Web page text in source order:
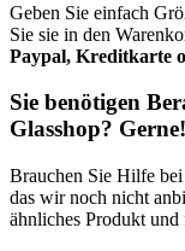
Geben Sie einfach
Sie sie in den
Paypal, Kreditkarte
Sie benötigen
Glasshop? Gerne!
Brauchen Sie Hilfe
das wir noch nicht
ähnliches Produkt und